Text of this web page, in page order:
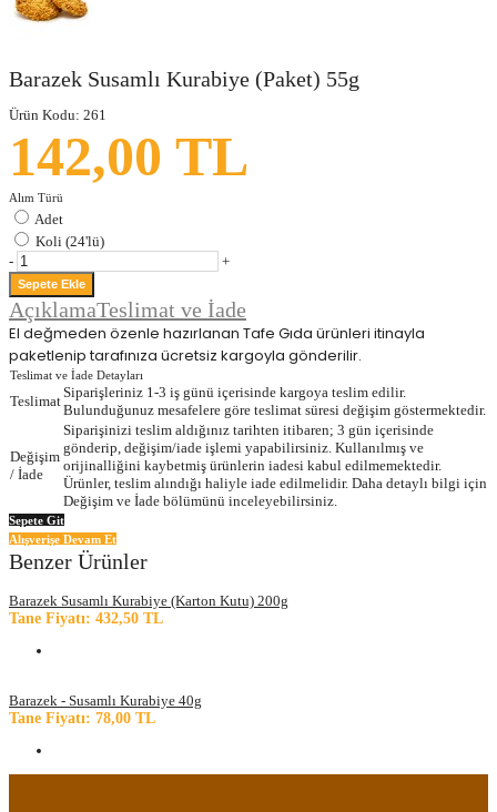
Barazek Susamlı Kurabiye (Paket) 55g
Ürün Kodu: 261
142,00 TL
Alım Türü
Adet
Koli (24'lü)
-
+
AçıklamaTeslimat ve İade
El değmeden özenle hazırlanan Tafe Gıda ürünleri itinayla
paketlenip tarafınıza ücretsiz kargoyla gönderilir.
Teslimat ve İade Detayları
Teslimat
Siparişleriniz 1-3 iş günü içerisinde kargoya teslim edilir.
Bulunduğunuz mesafelere göre teslimat süresi değişim göstermektedir.
Değişim
/ İade
Siparişinizi teslim aldığınız tarihten itibaren; 3 gün içerisinde
gönderip, değişim/iade işlemi yapabilirsiniz. Kullanılmış ve
orijinalliğini kaybetmiş ürünlerin iadesi kabul edilmemektedir.
Ürünler, teslim alındığı haliyle iade edilmelidir. Daha detaylı bilgi için
Değişim ve İade bölümünü inceleyebilirsiniz.
Sepete Git
Alışverişe Devam Et
Benzer Ürünler
Barazek Susamlı Kurabiye (Karton Kutu) 200g
Tane Fiyatı: 432,50 TL
Barazek - Susamlı Kurabiye 40g
Tane Fiyatı: 78,00 TL